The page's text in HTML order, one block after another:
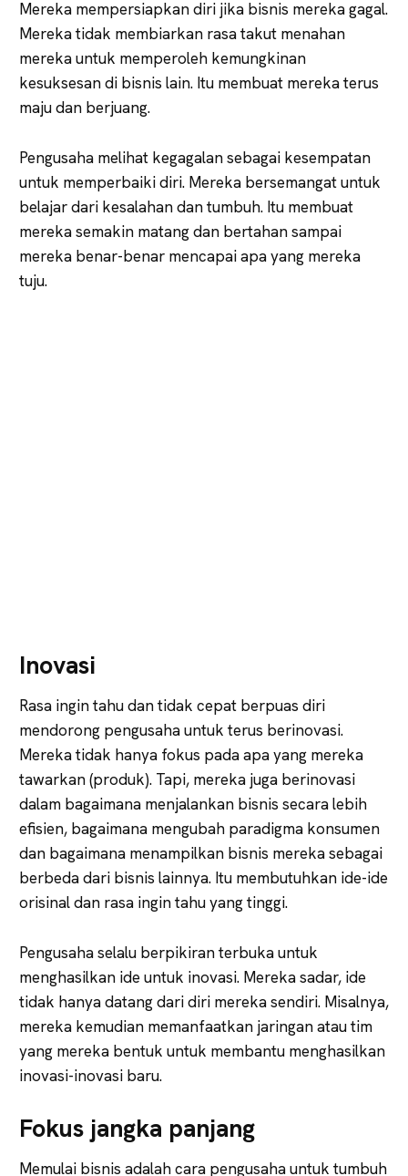
Mereka mempersiapkan diri jika bisnis mereka gagal.
Mereka tidak membiarkan rasa takut menahan
mereka untuk memperoleh kemungkinan
kesuksesan di bisnis lain. Itu membuat mereka terus
maju dan berjuang.
Pengusaha melihat kegagalan sebagai kesempatan
untuk memperbaiki diri. Mereka bersemangat untuk
belajar dari kesalahan dan tumbuh. Itu membuat
mereka semakin matang dan bertahan sampai
mereka benar-benar mencapai apa yang mereka
tuju.
Inovasi
Rasa ingin tahu dan tidak cepat berpuas diri
mendorong pengusaha untuk terus berinovasi.
Mereka tidak hanya fokus pada apa yang mereka
tawarkan (produk). Tapi, mereka juga berinovasi
dalam bagaimana menjalankan bisnis secara lebih
efisien, bagaimana mengubah paradigma konsumen
dan bagaimana menampilkan bisnis mereka sebagai
berbeda dari bisnis lainnya. Itu membutuhkan ide-ide
orisinal dan rasa ingin tahu yang tinggi.
Pengusaha selalu berpikiran terbuka untuk
menghasilkan ide untuk inovasi. Mereka sadar, ide
tidak hanya datang dari diri mereka sendiri. Misalnya,
mereka kemudian memanfaatkan jaringan atau tim
yang mereka bentuk untuk membantu menghasilkan
inovasi-inovasi baru.
Fokus jangka panjang
Memulai bisnis adalah cara pengusaha untuk tumbuh